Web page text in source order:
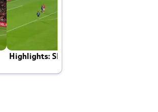
Highlights: Skotland - Danmark 4-2